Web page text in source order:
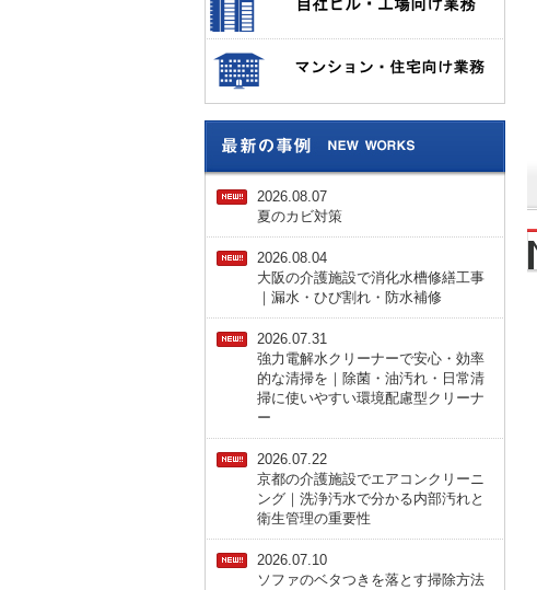
2026.08.07
夏のカビ対策
2026.08.04
大阪の介護施設で消化水槽修繕工事
｜漏水・ひび割れ・防水補修
2026.07.31
強力電解水クリーナーで安心・効率
的な清掃を｜除菌・油汚れ・日常清
掃に使いやすい環境配慮型クリーナ
ー
2026.07.22
京都の介護施設でエアコンクリーニ
ング｜洗浄汚水で分かる内部汚れと
衛生管理の重要性
2026.07.10
ソファのベタつきを落とす掃除方法